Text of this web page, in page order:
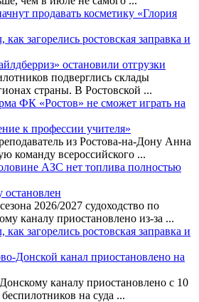
продавать косметику «Глория
загорелись ростовская заправка и
остановили отгрузки
подверглись склады
страны. В Ростовской ...
ФК «Ростов» не сможет играть на
к профессии учителя»
из Ростова-на-Дону Анна
команду всероссийского ...
АЗС нет топлива полностью
остановлен
2026/2027 судоходство по
каналу приостановлено из-за ...
загорелись ростовская заправка и
Донской канал приостановлено на
каналу приостановлено с 10
на суда ...